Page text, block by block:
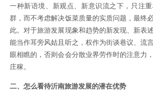
一种新语境、新观点、新意识流之下，只注
群，而不考虑解决饭菜质量的实质问题，最终
此。对于旅游发展现象和趋势的新发现、新表
能当作耳旁风姑且听之，权作为街谈巷议、流
眼相瞧的，否则会会分散业界劳作时的注意力
庄稼。
二、怎么看待沂南旅游发展的潜在优势